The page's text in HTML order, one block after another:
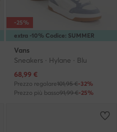
extra -10% Codice: SUMMER
-25%
Vans
Sneakers · Hylane · Blu
Prezzo attuale
68,99 €
Prezzo regolare101,95 €-32%
Prezzo più basso91,99 €-25%